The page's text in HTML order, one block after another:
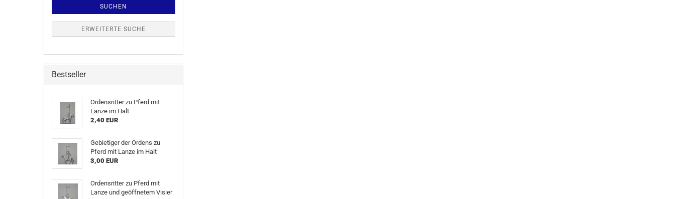
SUCHEN
ERWEITERTE SUCHE
Bestseller
Ordensritter zu Pferd mit
Lanze im Halt
2,40 EUR
Gebietiger der Ordens zu
Pferd mit Lanze im Halt
3,00 EUR
Ordensritter zu Pferd mit
Lanze und geöffnetem Visier